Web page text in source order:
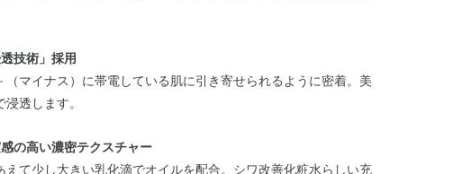
技術」採用
（マイナス）に帯電している肌に引き寄せられるように密着。美
透します。
の高い濃密テクスチャー
て少し大きい乳化滴でオイルを配合。シワ改善化粧水らしい充